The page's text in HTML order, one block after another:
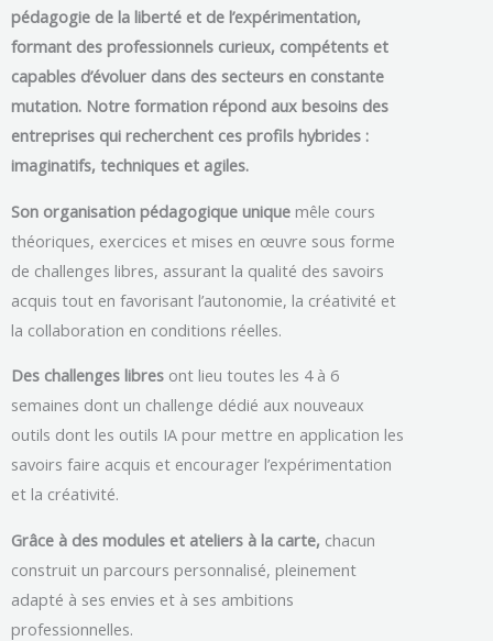
pédagogie de la liberté et de l’expérimentation,
formant des professionnels curieux, compétents et
capables d’évoluer dans des secteurs en constante
mutation. Notre formation répond aux besoins des
entreprises qui recherchent ces profils hybrides :
imaginatifs, techniques et agiles.
Son organisation pédagogique unique mêle cours
théoriques, exercices et mises en œuvre sous forme
de challenges libres, assurant la qualité des savoirs
acquis tout en favorisant l’autonomie, la créativité et
la collaboration en conditions réelles.
Des challenges libres ont lieu toutes les 4 à 6
semaines dont un challenge dédié aux nouveaux
outils dont les outils IA pour mettre en application les
savoirs faire acquis et encourager l’expérimentation
et la créativité.
Grâce à des modules et ateliers à la carte, chacun
construit un parcours personnalisé, pleinement
adapté à ses envies et à ses ambitions
professionnelles.